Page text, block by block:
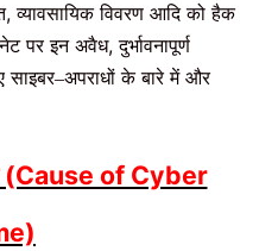
,व्यावसायिक विवरण आदि को हैक
पर इन अवैध,दुर्भावनापूर्ण
साइबर–अपराधों के बारे में और
of Cyber